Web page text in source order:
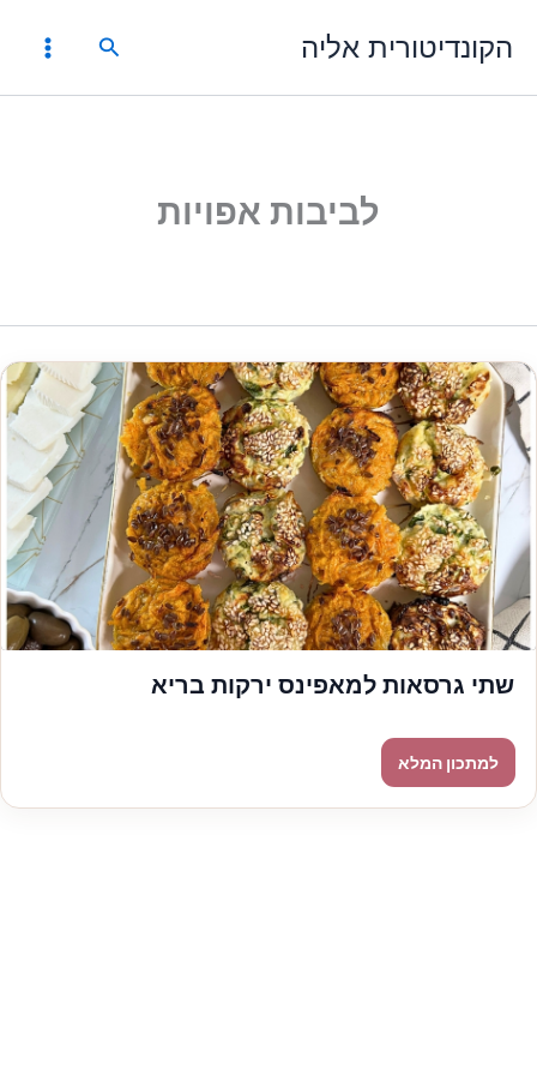
לתוכןהקונדיטורית אליה חיפוש
לביבות אפויות
שתי גרסאות למאפינס ירקות בריא